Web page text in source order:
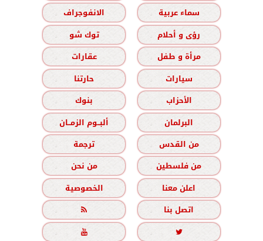
سماء عربية
الانفوجراف
رؤى و أحلام
توك شو
مرأة و طفل
عقارات
سيارات
حارتنا
الأحزاب
بنوك
البرلمان
ألبــوم الزمــان
من القدس
ترجمة
من فلسطين
من نحن
اعلن معنا
الخصوصية
اتصل بنا


